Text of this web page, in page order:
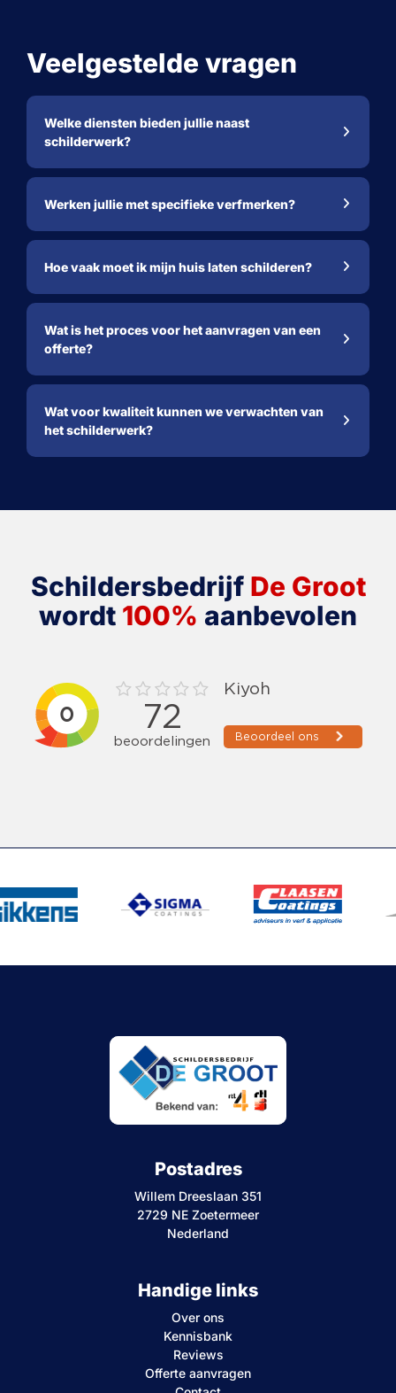
Veelgestelde vragen
Welke diensten bieden jullie naast
schilderwerk?
Werken jullie met specifieke verfmerken?
Hoe vaak moet ik mijn huis laten schilderen?
Wat is het proces voor het aanvragen van een
offerte?
Wat voor kwaliteit kunnen we verwachten van
het schilderwerk?
Schildersbedrijf De Groot
wordt 100% aanbevolen
Postadres
Willem Dreeslaan 351
2729 NE Zoetermeer
Nederland
Handige links
Over ons
Kennisbank
Reviews
Offerte aanvragen